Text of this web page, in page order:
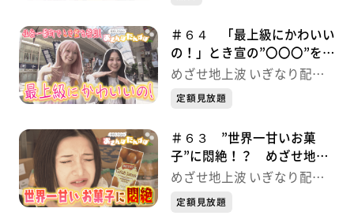
＃６４ 「最上級にかわいい
の！」とき宣の”〇〇〇”を発
見 めざせ地上波 いぎなり
めざせ地上波 いぎなり配信
中！
定額見放題
＃６３ ”世界一甘いお菓
子”に悶絶！？ めざせ地上
波 いぎなり配信中！
めざせ地上波 いぎなり配信
中！
定額見放題